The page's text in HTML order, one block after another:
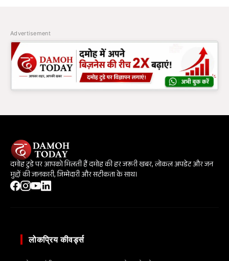
Advertisement
दमोह टुडे पर आपको मिलती हैं दमोह की हर जरूरी खबर, लोकल अपडेट और जन
मुद्दों की जानकारी, जिम्मेदारी और सटीकता के साथ।
लोकप्रिय कीवर्ड्स